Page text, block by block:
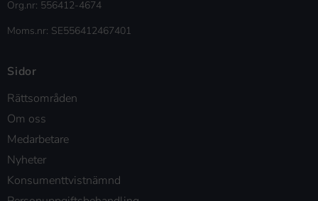
Org.nr: 556412-4674
Moms.nr: SE556412467401
Sidor
Rättsområden
Om oss
Medarbetare
Nyheter
Konsumenttvistnämnd